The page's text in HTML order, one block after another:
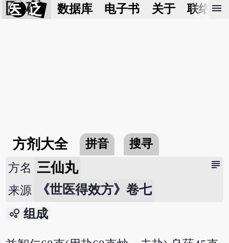
医 砭 数据库 电子书 关于 联络我
menu
方剂大全 拼音 搜寻
subject
方名 三仙丸
来源 《世医得效方》卷七
bubble_chart 组成